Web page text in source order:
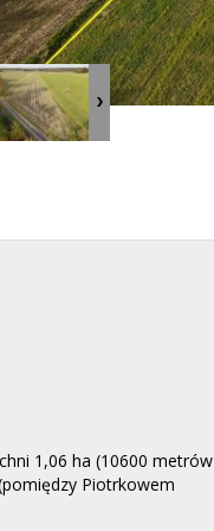
1,06 ha (10600 metrów
Piotrkowem